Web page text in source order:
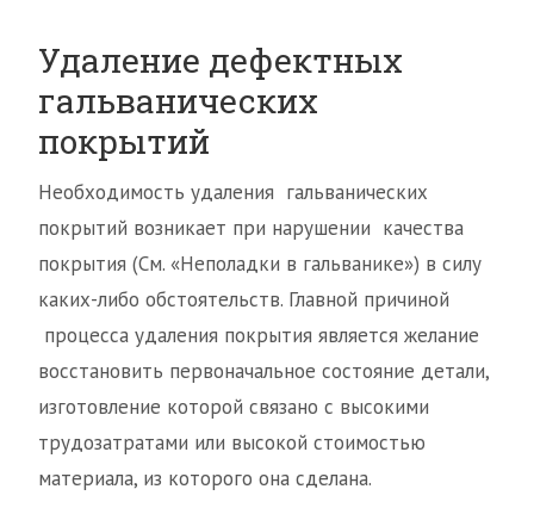
Удаление дефектных
гальванических
покрытий
Необходимость удаления гальванических
покрытий возникает при нарушении качества
покрытия (См. «Неполадки в гальванике») в силу
каких-либо обстоятельств. Главной причиной
процесса удаления покрытия является желание
восстановить первоначальное состояние детали,
изготовление которой связано с высокими
трудозатратами или высокой стоимостью
материала, из которого она сделана.